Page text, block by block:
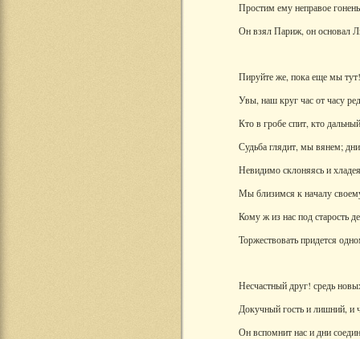
Простим ему неправое
Он взял Париж, он основал
Пируйте же, пока еще мы тут!
Увы, наш круг час от часу
Кто в гробе спит, кто
Судьба глядит, мы вянем;
Невидимо склоняясь и
Мы близимся к началу
Кому ж из нас под старость
Торжествовать придется
Несчастный друг! средь
Докучный гость и лишний, и
Он вспомнит нас и дни